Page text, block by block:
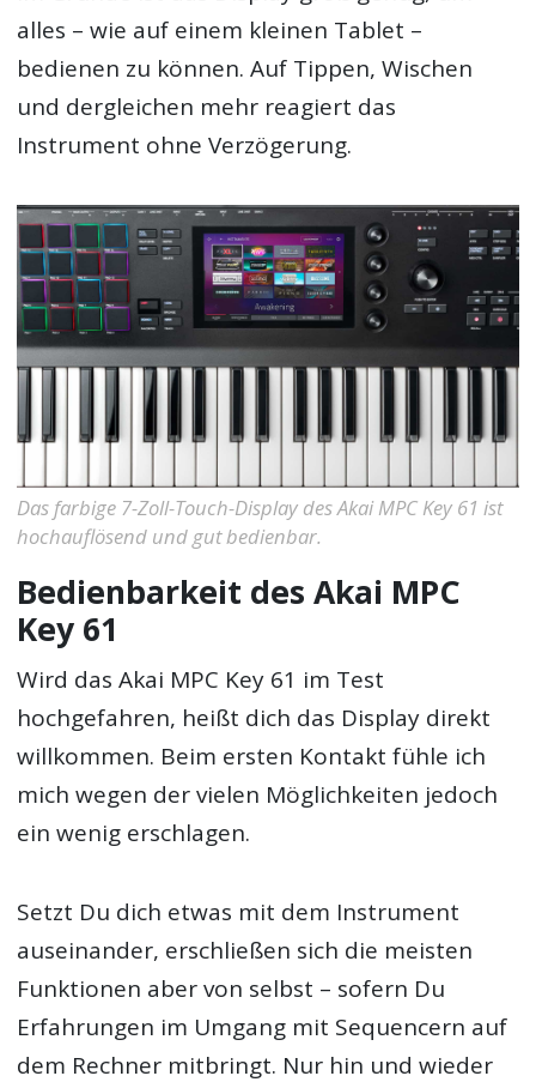
alles – wie auf einem kleinen Tablet –
bedienen zu können. Auf Tippen, Wischen
und dergleichen mehr reagiert das
Instrument ohne Verzögerung.
Das farbige 7-Zoll-Touch-Display des Akai MPC Key 61 ist
hochauflösend und gut bedienbar.
Bedienbarkeit des Akai MPC
Key 61
Wird das Akai MPC Key 61 im Test
hochgefahren, heißt dich das Display direkt
willkommen. Beim ersten Kontakt fühle ich
mich wegen der vielen Möglichkeiten jedoch
ein wenig erschlagen.
Setzt Du dich etwas mit dem Instrument
auseinander, erschließen sich die meisten
Funktionen aber von selbst – sofern Du
Erfahrungen im Umgang mit Sequencern auf
dem Rechner mitbringt. Nur hin und wieder